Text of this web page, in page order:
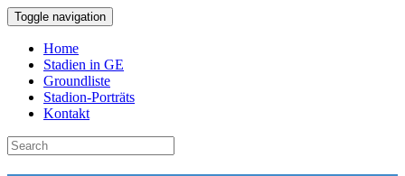
Toggle navigation
Home
Stadien in GE
Groundliste
Stadion-Porträts
Kontakt
Search
for: